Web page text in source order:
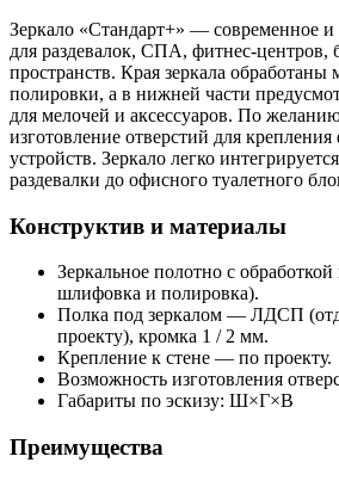
Зеркало «Стандарт+» — современное и
для раздевалок, СПА, фитнес‑центров,
пространств. Края зеркала
полировки, а в нижней части
для мелочей и аксессуаров. По
изготовление отверстий для
устройств. Зеркало легко
раздевалки до офисного туалетного
Конструктив и материалы
Зеркальное полотно с
шлифовка и полировка).
Полка под зеркалом — ЛДСП
проекту), кромка 1 / 2 мм.
Крепление к стене — по проекту.
Возможность изготовления
Габариты по эскизу: Ш×Г×В
Преимущества